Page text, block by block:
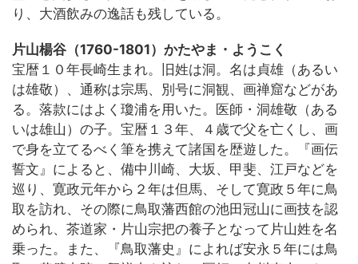
り、大酒飲みの逸話も残している。
片山楊谷（1760-1801）かたやま・ようこく
宝暦１０年長崎生まれ。旧姓は洞。名は貞雄（あるい
は雄敬）、通称は宗馬、別号に洞観、画禅窟などがあ
る。落款にはよく瓊浦を用いた。医師・洞雄敬（ある
いは雄山）の子。宝暦１３年、４歳で父を亡くし、画
で身を立てるべく筆を携えて諸国を歴遊した。『画伝
誓文』によると、備中川崎、大坂、甲斐、江戸などを
巡り、寛政元年から２年は但馬、そして寛政５年に鳥
取を訪れ、その際に鳥取藩西館の池田冠山に画技を認
められ、茶道家・片山宗把の養子となって片山姓を名
乗った。また、『鳥取藩史』によれば安永５年には鳥